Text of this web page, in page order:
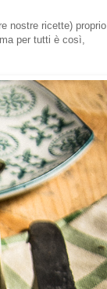
nostre ricette) proprio
per tutti è così,